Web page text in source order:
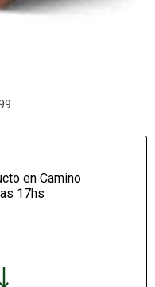
en Camino
17hs